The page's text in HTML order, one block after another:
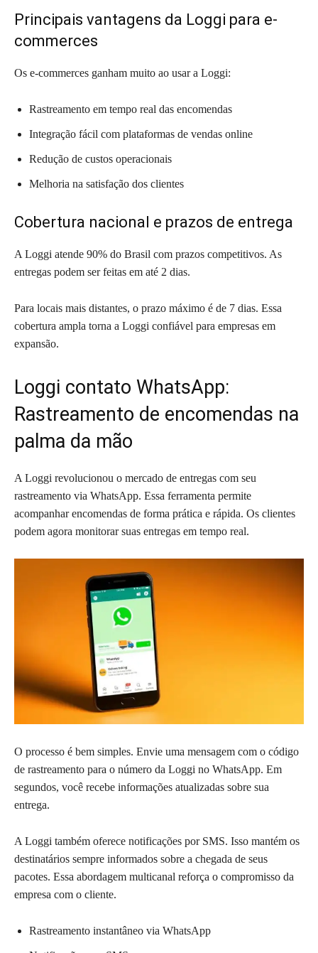
Principais vantagens da Loggi para e-
commerces
Os e-commerces ganham muito ao usar a Loggi:
Rastreamento em tempo real das encomendas
Integração fácil com plataformas de vendas online
Redução de custos operacionais
Melhoria na satisfação dos clientes
Cobertura nacional e prazos de entrega
A Loggi atende 90% do Brasil com prazos competitivos. As
entregas podem ser feitas em até 2 dias.
Para locais mais distantes, o prazo máximo é de 7 dias. Essa
cobertura ampla torna a Loggi confiável para empresas em
expansão.
Loggi contato WhatsApp:
Rastreamento de encomendas na
palma da mão
A Loggi revolucionou o mercado de entregas com seu
rastreamento via WhatsApp. Essa ferramenta permite
acompanhar encomendas de forma prática e rápida. Os clientes
podem agora monitorar suas entregas em tempo real.
O processo é bem simples. Envie uma mensagem com o código
de rastreamento para o número da Loggi no WhatsApp. Em
segundos, você recebe informações atualizadas sobre sua
entrega.
A Loggi também oferece notificações por SMS. Isso mantém os
destinatários sempre informados sobre a chegada de seus
pacotes. Essa abordagem multicanal reforça o compromisso da
empresa com o cliente.
Rastreamento instantâneo via WhatsApp